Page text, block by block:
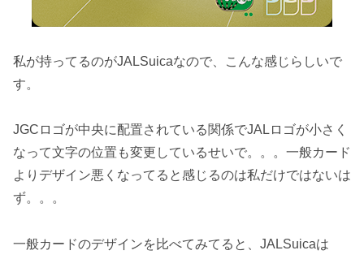
私が持ってるのがJALSuicaなので、こんな感じらしいで
す。
JGCロゴが中央に配置されている関係でJALロゴが小さく
なって文字の位置も変更しているせいで。。。一般カード
よりデザイン悪くなってると感じるのは私だけではないは
ず。。。
一般カードのデザインを比べてみてると、JALSuicaは